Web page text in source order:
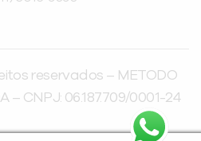
reservados – METODO
– CNPJ: 06.187.709/0001-24